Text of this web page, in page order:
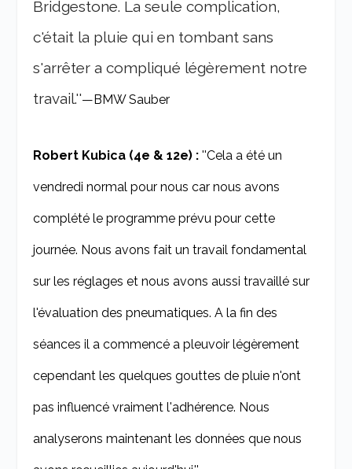
Bridgestone. La seule complication,
c'était la pluie qui en tombant sans
s'arrêter a compliqué légèrement notre
travail.''— BMW Sauber
Robert Kubica (4e & 12e) :''Cela a été un
vendredi normal pour nous car nous avons
complété le programme prévu pour cette
journée. Nous avons fait un travail fondamental
sur les réglages et nous avons aussi travaillé sur
l'évaluation des pneumatiques. A la fin des
séances il a commencé a pleuvoir légèrement
cependant les quelques gouttes de pluie n'ont
pas influencé vraiment l'adhérence. Nous
analyserons maintenant les données que nous